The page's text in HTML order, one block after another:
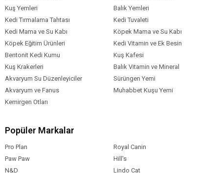
Kuş Yemleri
Balık Yemleri
Kedi Tırmalama Tahtası
Kedi Tuvaleti
Kedi Mama ve Su Kabı
Köpek Mama ve Su Kabı
Köpek Eğitim Ürünleri
Kedi Vitamin ve Ek Besin
Bentonit Kedi Kumu
Kuş Kafesi
Kuş Krakerleri
Balık Vitamin ve Mineral
Akvaryum Su Düzenleyiciler
Sürüngen Yemi
Akvaryum ve Fanus
Muhabbet Kuşu Yemi
Kemirgen Otları
Popüler Markalar
Pro Plan
Royal Canin
Paw Paw
Hill's
N&D
Lindo Cat